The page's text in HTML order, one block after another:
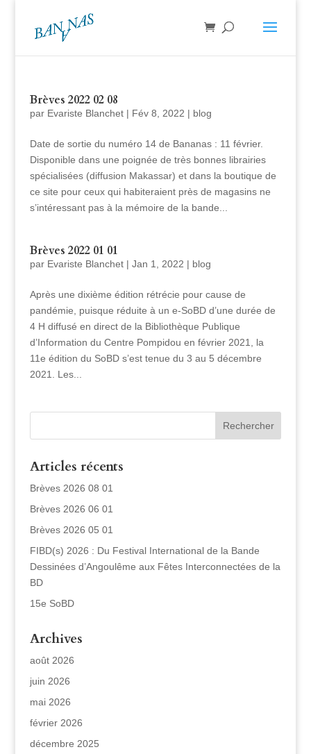
Brèves 2022 02 08
par Evariste Blanchet| Fév 8, 2022 | blog
Date de sortie du numéro 14 de Bananas : 11 février.
Disponible dans une poignée de très bonnes librairies
spécialisées (diffusion Makassar) et dans la boutique de
ce site pour ceux qui habiteraient près de magasins ne
s’intéressant pas à la mémoire de la bande...
Brèves 2022 01 01
par Evariste Blanchet| Jan 1, 2022 | blog
Après une dixième édition rétrécie pour cause de
pandémie, puisque réduite à un e-SoBD d’une durée de
4 H diffusé en direct de la Bibliothèque Publique
d’Information du Centre Pompidou en février 2021, la
11e édition du SoBD s’est tenue du 3 au 5 décembre
2021. Les...
Articles récents
Brèves 2026 08 01
Brèves 2026 06 01
Brèves 2026 05 01
FIBD(s) 2026 : Du Festival International de la Bande
Dessinées d’Angoulême aux Fêtes Interconnectées de la
BD
15e SoBD
Archives
août 2026
juin 2026
mai 2026
février 2026
décembre 2025